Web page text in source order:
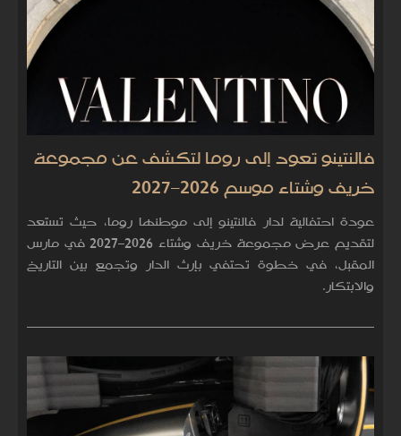
فالنتينو تعود إلى روما لتكشف عن مجموعة
خريف وشتاء موسم 2026–2027
عودة احتفالية لدار فالنتينو إلى موطنها روما، حيث تستعد
لتقديم عرض مجموعة خريف وشتاء 2026–2027 في مارس
المقبل، في خطوة تحتفي بإرث الدار وتجمع بين التاريخ
والابتكار.